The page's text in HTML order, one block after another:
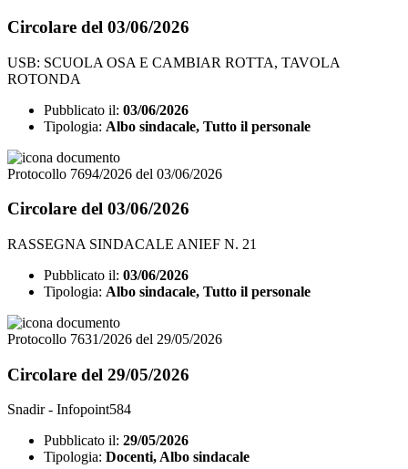
Circolare del 03/06/2026
USB: SCUOLA OSA E CAMBIAR ROTTA, TAVOLA
ROTONDA
Pubblicato il: 03/06/2026
Tipologia: Albo sindacale, Tutto il personale
Protocollo 7694/2026 del 03/06/2026
Circolare del 03/06/2026
RASSEGNA SINDACALE ANIEF N. 21
Pubblicato il: 03/06/2026
Tipologia: Albo sindacale, Tutto il personale
Protocollo 7631/2026 del 29/05/2026
Circolare del 29/05/2026
Snadir - Infopoint584
Pubblicato il: 29/05/2026
Tipologia: Docenti, Albo sindacale